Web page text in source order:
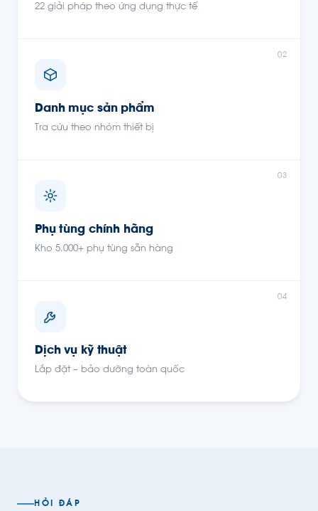
22 giải pháp theo ứng dụng thực tế
02
Danh mục sản phẩm
Tra cứu theo nhóm thiết bị
03
Phụ tùng chính hãng
Kho 5.000+ phụ tùng sẵn hàng
04
Dịch vụ kỹ thuật
Lắp đặt – bảo dưỡng toàn quốc
HỎI ĐÁP